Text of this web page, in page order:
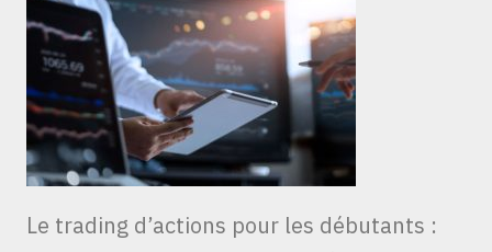
Le trading d’actions pour les débutants :